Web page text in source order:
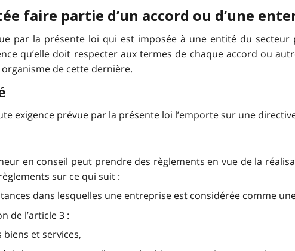
faire partie d’un accord ou d’une
par la présente loi qui est imposée à une entité du
qu’elle doit respecter aux termes de chaque accord ou
de cette dernière.
exigence prévue par la présente loi l’emporte sur une
en conseil peut prendre des règlements en vue de la
sur ce qui suit :
dans lesquelles une entreprise est considérée comme
de l’article 3 :
et services,